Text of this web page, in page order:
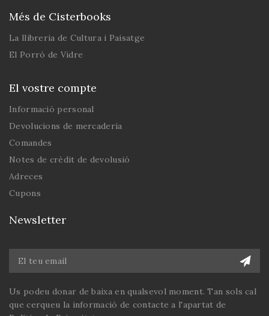
Més de Cisterbooks
La llibreria de Cultura i Paisatge
El Porró de Vidre
El vostre compte
Informació personal
Devolucions de mercaderia
Comandes
Notes de crèdit de devolusió
Adreces
Cupons
Newsletter
Us podeu donar de baixa en qualsevol moment. Tan sols cal
que cerqueu la informació de contacte a l'apartat de